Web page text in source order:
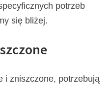
potrzeb
się bliżej.
i zniszczone, potrzebują